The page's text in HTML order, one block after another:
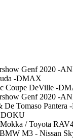
Genf 2020 -
-DMAX
Coupe DeVille -
Genf 2020 -
De Tomaso Pantera
DOKU
/ Toyota
M3 - Nissan